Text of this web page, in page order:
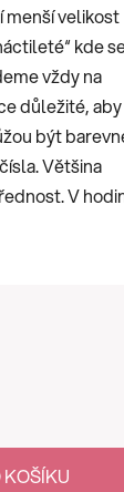
menší velikost
kde
vždy na
důležité,
být
Většina
V
KOŠÍKU